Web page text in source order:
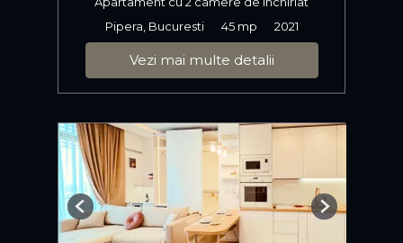
Pipera, Bucuresti
45 mp 2021
Vezi mai multe detalii
Previous Next